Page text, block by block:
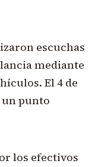
escuchas
mediante
El 4 de
un punto
los efectivos